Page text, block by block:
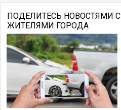
ПОДЕЛИТЕСЬ НОВОСТЯМИ С
ЖИТЕЛЯМИ ГОРОДА